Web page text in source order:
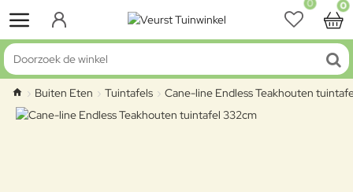
0 0
Doorzoek de winkel
home
Buiten Eten Tuintafels Cane-line Endless Teakhouten